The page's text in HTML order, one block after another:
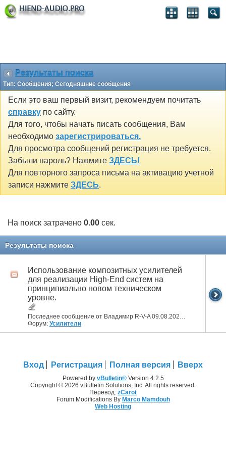
Результаты поиска
Тип: Сообщения; Сегодняшние сообщения
Если это ваш первый визит, рекомендуем почитать
справку по сайту.
Для того, чтобы начать писать сообщения, Вам
необходимо зарегистрироваться.
Для просмотра сообщений регистрация не требуется.
Забыли пароль? Нажмите ЗДЕСЬ!
Для повторного запроса письма на активацию учетной
записи нажмите ЗДЕСЬ.
На поиск затрачено 0.00 сек.
Результаты поиска
Использование композитных усилителей
для реализации High-End систем на
принципиально новом техническом
уровне.
Последнее сообщение от Владимир R-V-A 09.08.202601:24
Форум: Усилители
Вход Регистрация Полная версия Вверх
Powered by vBulletin®Version 4.2.5
Copyright © 2026 vBulletin Solutions, Inc. All rights reserved.
Перевод: zCarot
Forum Modifications By Marco Mamdouh
Web Hosting